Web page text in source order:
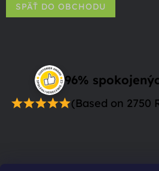
SPÄŤ DO OBCHODU
96%
(Based on 2750